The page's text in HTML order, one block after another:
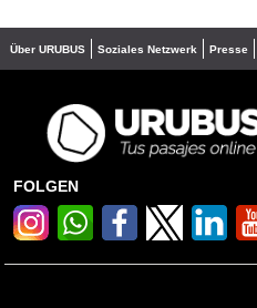
Über URUBUS Soziales Netzwerk Presse
FOLGEN